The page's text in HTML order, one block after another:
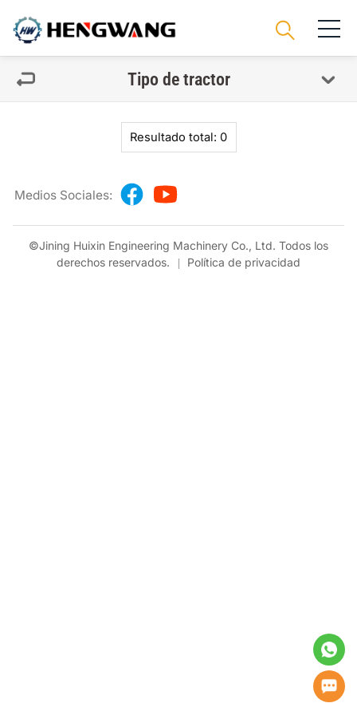
Tipo de tractor
Resultado total: 0
Medios Sociales:
©Jining Huixin Engineering Machinery Co., Ltd. Todos los
derechos reservados.
Política de privacidad